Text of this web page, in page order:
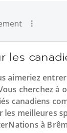
les
aimeriez
cherchez
canadiens
meilleures
à